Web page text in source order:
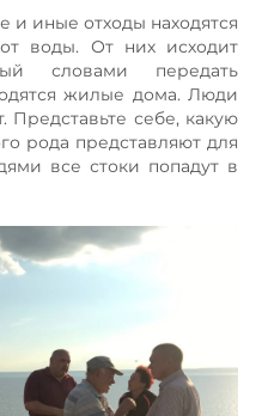
и иные отходы находятся
воды. От них исходит
словами передать
жилые дома. Люди
себе, какую
рода представляют для
все стоки попадут в